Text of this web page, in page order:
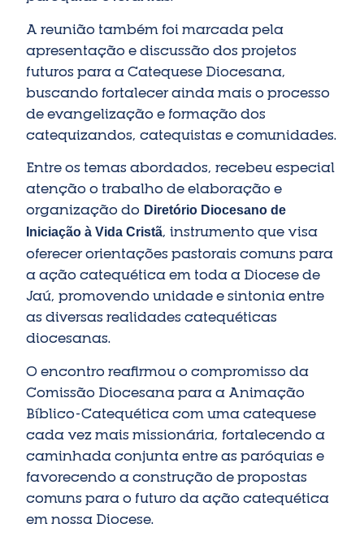
A reunião também foi marcada pela
apresentação e discussão dos projetos
futuros para a Catequese Diocesana,
buscando fortalecer ainda mais o processo
de evangelização e formação dos
catequizandos, catequistas e comunidades.
Entre os temas abordados, recebeu especial
atenção o trabalho de elaboração e
organização do Diretório Diocesano de
Iniciação à Vida Cristã, instrumento que visa
oferecer orientações pastorais comuns para
a ação catequética em toda a Diocese de
Jaú, promovendo unidade e sintonia entre
as diversas realidades catequéticas
diocesanas.
O encontro reafirmou o compromisso da
Comissão Diocesana para a Animação
Bíblico-Catequética com uma catequese
cada vez mais missionária, fortalecendo a
caminhada conjunta entre as paróquias e
favorecendo a construção de propostas
comuns para o futuro da ação catequética
em nossa Diocese.